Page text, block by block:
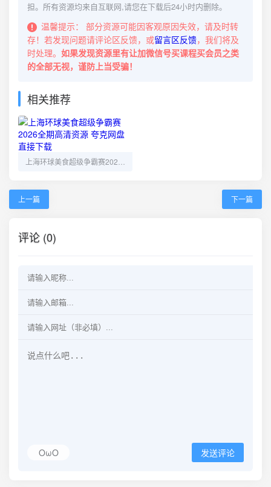
担。所有资源均来自互联网,请您在下载后24小时内删除。
温馨提示：
部分资源可能因客观原因失效，请及时转
存！若发现问题请评论区反馈，或留言区反馈，我们将及
时处理。 如果发现资源里有让加微信号买课程买会员之类
的全部无视，谨防上当受骗！
相关推荐
上一篇 下一篇
评论 (0)
OωO 发送评论